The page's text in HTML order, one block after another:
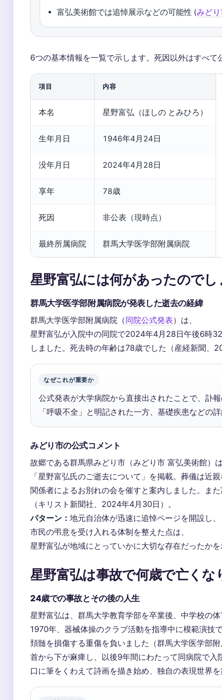
富弘美術館では追悼展示などの可能性 (みど
6つの基本情報を一覧で示します。死因以外はすべて
項目 内容
本名 星野富弘（ほしの とみひろ）
生年月日 1946年4月24日
没年月日 2024年4月28日
享年 78歳
死因 非公表（現時点）
最終所属病院 群馬大学医学部附属病院
星野富弘には何があったので
群馬大学医学部附属病院が発表した逝去の経緯
群馬大学医学部附属病院（同院公式発表）は、
星野富弘が入院中の同院で2024年4月28日午後6時
しました。死去時の年齢は78歳でした（産経新聞、
なぜこれが重要か
公式発表が大学病院から直接出されたことで、訃
「呼吸不全」と明記された一方、基礎疾患などの
みどり市の公式コメント
故郷である群馬県みどり市（みどり市 富弘美術館）
「星野富弘氏のご逝去について」を掲載。葬儀は近
関係者によるお別れの会を催すと案内しました。ま
（キリスト新聞社、2024年4月30日）。
パターン： 地元自治体が迅速に追悼ページを開設し、
市民の弔意を受け入れる体制を整えた点は、
星野富弘が地域にとっていかに大切な存在だったか
星野富弘は事故で何歳で亡くな
24歳での事故とその後の人生
星野富弘は、群馬大学教育学部を卒業後、中学校の
1970年、器械体操のクラブ活動を指導中に模範演技
頚髄を損傷する重傷を負いました（群馬大学医学部
首から下が麻痺し、以後9年間にわたって同病院で入
口に筆をくわえて詩画を描き始め、独自の表現世界